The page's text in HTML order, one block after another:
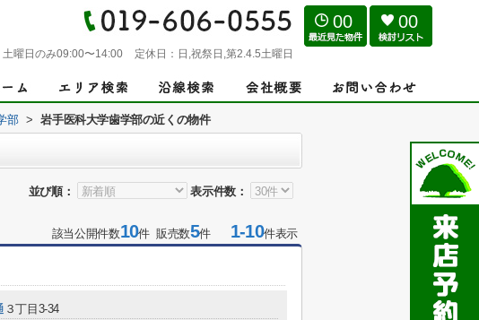
曜日のみ09:00〜14:00 定休日： 日,祝祭日,第2.4.5土曜日
00 00
部 > 岩手医科大学歯学部の近くの物件
並び順： 表示件数：
該当公開件数10件 販売数5件1-10件表示
３丁目3-34